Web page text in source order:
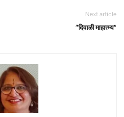
Next article
“दिवाळी माहात्म्य”